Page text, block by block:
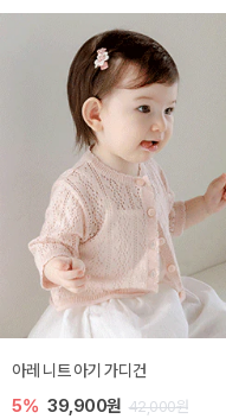
[SIZE ~6Y] 로메이 라운지 셋업
10% 23,400원 26,000원